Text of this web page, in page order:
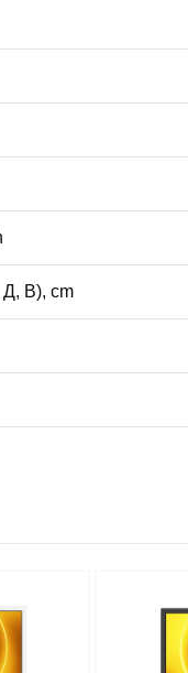
Д, В), cm